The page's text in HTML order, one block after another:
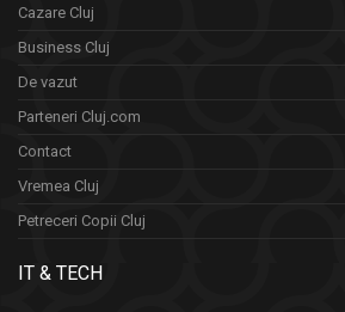
Cazare Cluj
Business Cluj
De vazut
Parteneri Cluj.com
Contact
Vremea Cluj
Petreceri Copii Cluj
IT & TECH